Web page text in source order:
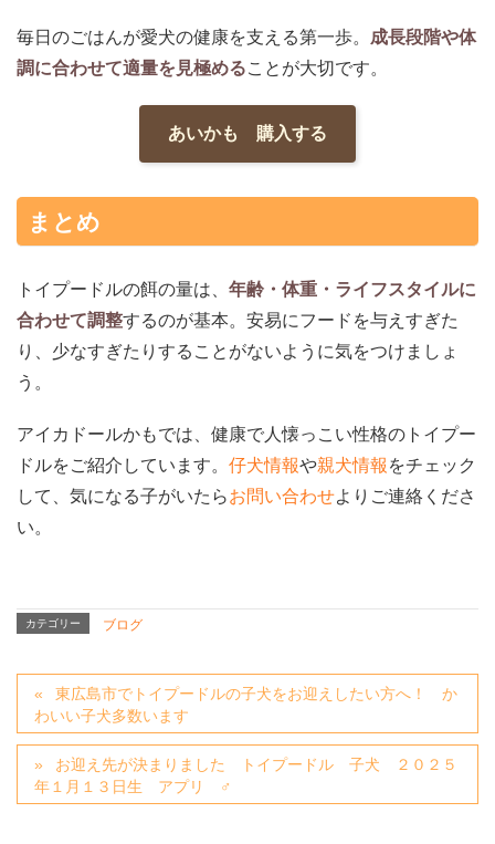
毎日のごはんが愛犬の健康を支える第一歩。 成長段階や体
調に合わせて適量を見極めることが大切です。
あいかも 購入する
まとめ
トイプードルの餌の量は、 年齢・体重・ライフスタイルに
合わせて調整するのが基本。安易にフードを与えすぎた
り、少なすぎたりすることがないように気をつけましょ
う。
アイカドールかもでは、健康で人懐っこい性格のトイプー
ドルをご紹介しています。 仔犬情報や親犬情報 をチェック
して、気になる子がいたらお問い合わせよりご連絡くださ
い。
カテゴリー ブログ
東広島市でトイプードルの子犬をお迎えしたい方へ！ か
わいい子犬多数います
お迎え先が決まりました トイプードル 子犬 ２０２５
年１月１３日生 アプリ ♂